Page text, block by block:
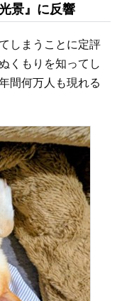
景』に反響
しまうことに定評
くもりを知ってし
間何万人も現れる